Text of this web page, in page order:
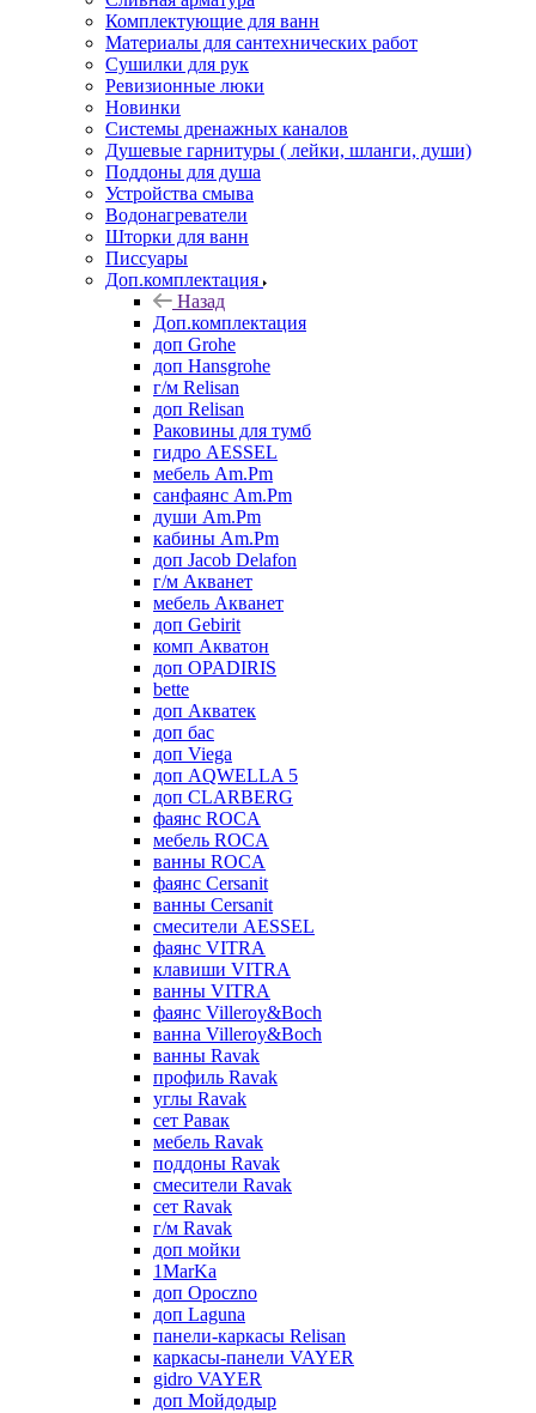
Комплектующие для ванн
Материалы для сантехнических работ
Сушилки для рук
Ревизионные люки
Новинки
Системы дренажных каналов
Душевые гарнитуры ( лейки, шланги, души)
Поддоны для душа
Устройства смыва
Водонагреватели
Шторки для ванн
Писсуары
Доп.комплектация
Назад
Доп.комплектация
доп Grohe
доп Hansgrohe
г/м Relisan
доп Relisan
Раковины для тумб
гидро AESSEL
мебель Am.Pm
санфаянс Am.Pm
души Am.Pm
кабины Am.Pm
доп Jacob Delafon
г/м Акванет
мебель Акванет
доп Gebirit
комп Акватон
доп OPADIRIS
bette
доп Акватек
доп бас
доп Viega
доп AQWELLA 5
доп CLARBERG
фаянс ROCA
мебель ROCA
ванны ROCA
фаянс Cersanit
ванны Cersanit
смесители AESSEL
фаянс VITRA
клавиши VITRA
ванны VITRA
фаянс Villeroy&Boch
ванна Villeroy&Boch
ванны Ravak
профиль Ravak
углы Ravak
сет Равак
мебель Ravak
поддоны Ravak
смесители Ravak
сет Ravak
г/м Ravak
доп мойки
1MarKa
доп Opoczno
доп Laguna
панели-каркасы Relisan
каркасы-панели VAYER
gidro VAYER
доп Мойдодыр